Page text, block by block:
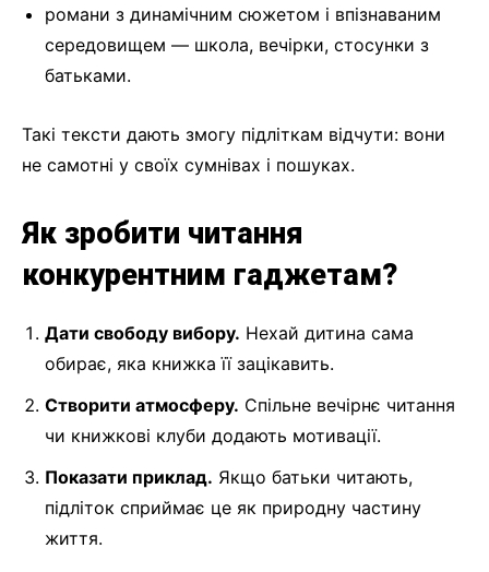
романи з динамічним сюжетом і впізнаваним
середовищем — школа, вечірки, стосунки з
батьками.
Такі тексти дають змогу підліткам відчути: вони
не самотні у своїх сумнівах і пошуках.
Як зробити читання
конкурентним гаджетам?
Дати свободу вибору. Нехай дитина сама
обирає, яка книжка її зацікавить.
Створити атмосферу. Спільне вечірнє читання
чи книжкові клуби додають мотивації.
Показати приклад. Якщо батьки читають,
підліток сприймає це як природну частину
життя.